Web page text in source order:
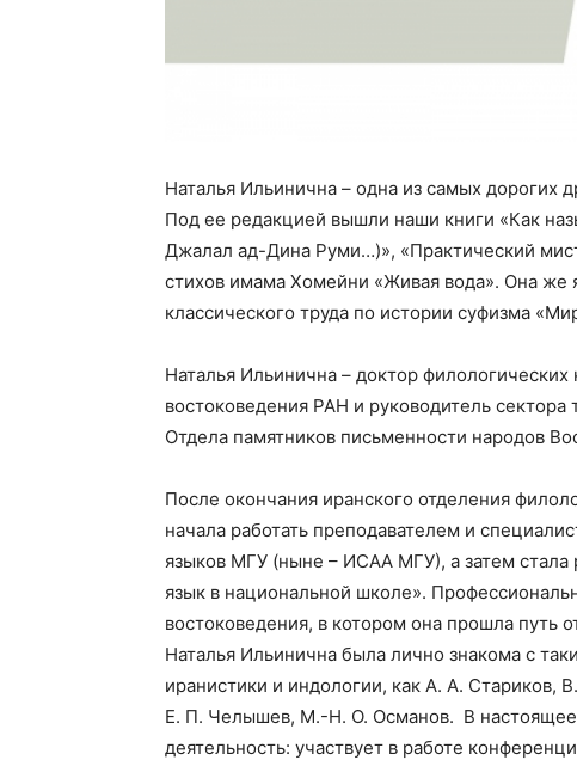
Наталья Ильинична – одна из самых дорогих
Под ее редакцией вышли наши книги «Как
Джалал ад-Дина Руми…)», «Практический
стихов имама Хомейни «Живая вода». Она же
классического труда по истории суфизма
Наталья Ильинична – доктор
востоковедения РАН и руководитель
Отдела памятников письменности народов
После окончания иранского отделения
начала работать преподавателем и
языков МГУ (ныне – ИСАА МГУ), а затем стала
язык в национальной школе».
востоковедения, в котором она прошла путь
Наталья Ильинична была лично знакома с
иранистики и индологии, как А. А. Стариков,
Е. П. Челышев, М.-Н. О. Османов. В
деятельность: участвует в работе